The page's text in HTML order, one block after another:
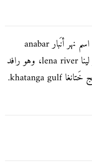
أخذ أريز أنَبار anabar craton اسمه من اسم نهر أنَبار anabar
river القطبي في سيبيريا، بالقرب من نهر لينا lena river، وهو رافد